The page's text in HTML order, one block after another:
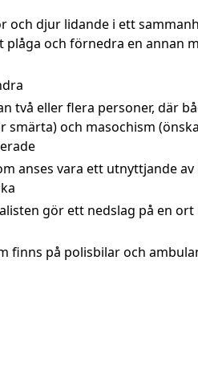
och djur lidande i ett
plåga och förnedra en annan
två eller flera personer, där
och masochism
anses vara ett utnyttjande av
gör ett nedslag på en ort
finns på polisbilar och